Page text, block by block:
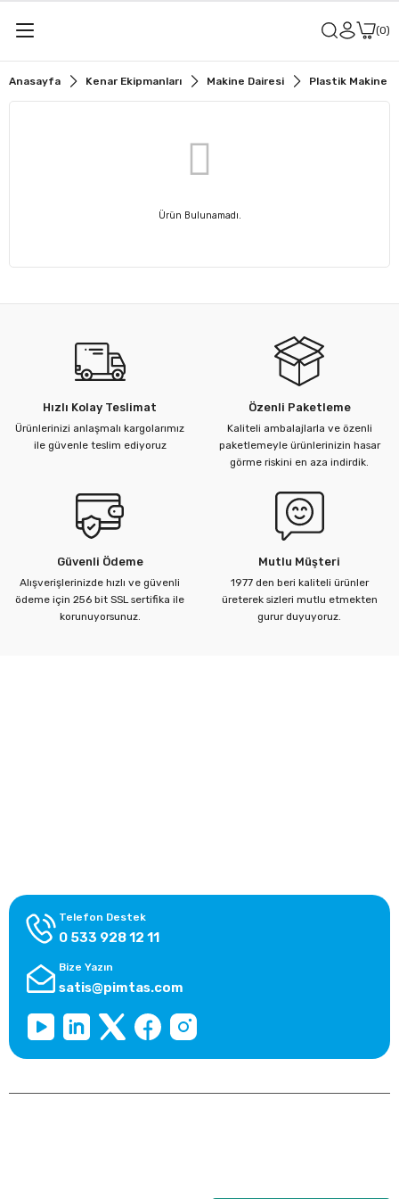
0
Anasayfa Kenar Ekipmanları Makine Dairesi Plastik Makine
Ürün Bulunamadı.
Hızlı Kolay Teslimat
Ürünlerinizi anlaşmalı kargolarımız
ile güvenle teslim ediyoruz
Özenli Paketleme
Kaliteli ambalajlarla ve özenli
paketlemeyle ürünlerinizin hasar
görme riskini en aza indirdik.
Güvenli Ödeme
Alışverişlerinizde hızlı ve güvenli
ödeme için 256 bit SSL sertifika ile
korunuyorsunuz.
Mutlu Müşteri
1977 den beri kaliteli ürünler
üreterek sizleri mutlu etmekten
gurur duyuyoruz.
Telefon Destek
0 533 928 12 11
Bize Yazın
satis@pimtas.com